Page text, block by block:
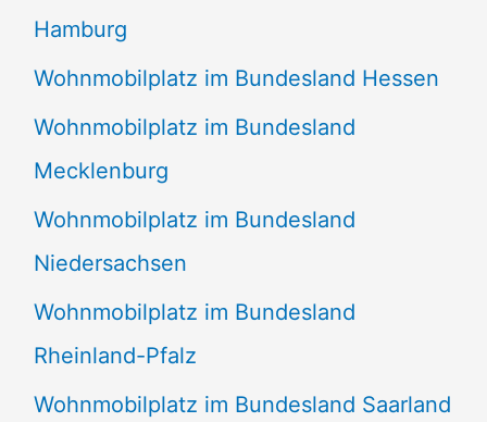
Hamburg
Wohnmobilplatz im Bundesland Hessen
Wohnmobilplatz im Bundesland
Mecklenburg
Wohnmobilplatz im Bundesland
Niedersachsen
Wohnmobilplatz im Bundesland
Rheinland-Pfalz
Wohnmobilplatz im Bundesland Saarland